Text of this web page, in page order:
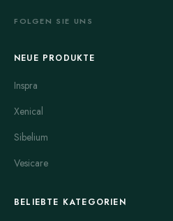
FOLGEN SIE UNS
NEUE PRODUKTE
Inspra
Xenical
Sibelium
Vesicare
BELIEBTE KATEGORIEN